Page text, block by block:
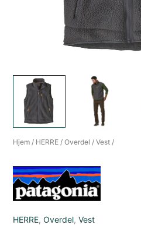
Hjem / HERRE /Overdel /Vest /
HERRE,Overdel,Vest